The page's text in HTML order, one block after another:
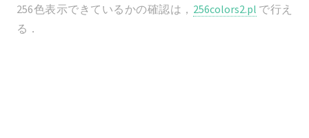
256色表示できているかの確認は， 256colors2.pl で行え
る．